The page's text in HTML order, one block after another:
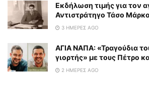
Εκδήλωση τιμής για τον
Αντιστράτηγο Τάσο
3 ΗΜΈΡΕΣ AGO
ΑΓΙΑ ΝΑΠΑ: «Τραγούδια
γιορτής» με τους Πέτρο
2 ΗΜΈΡΕΣ AGO